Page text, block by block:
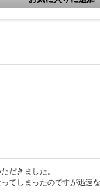
だきました。
てしまったのですが迅速